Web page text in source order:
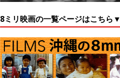
8ミリ映画の一覧ページはこちら▼